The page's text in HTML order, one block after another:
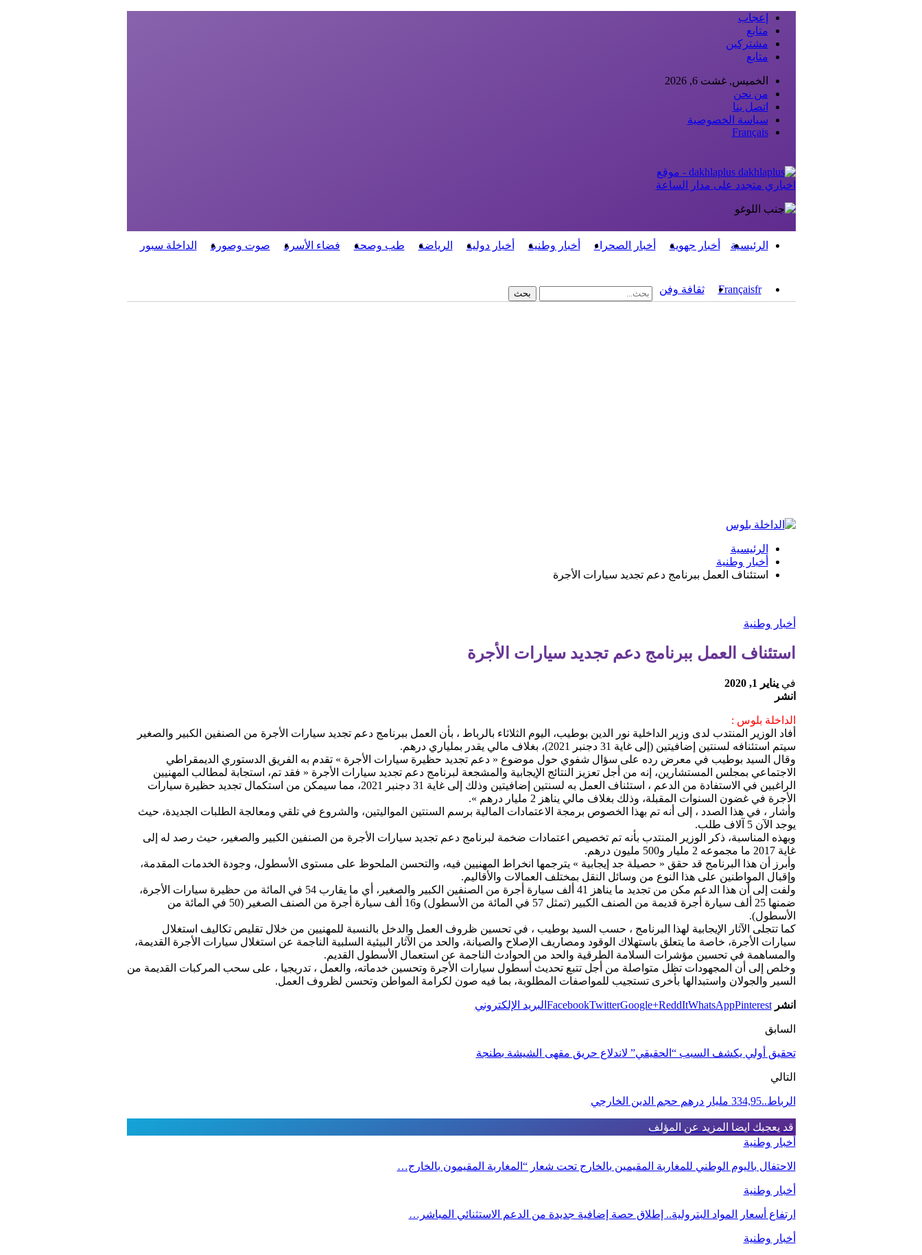
إعجاب
متابع
مشتركين
متابع
الخميس, غشت 6, 2026
من نحن
اتصل بنا
سياسة الخصوصية
Français
dakhlaplus - موقع
اخباري متجدد على مدار الساعة
الرئيسية أخبار جهوية أخبار الصحراء أخبار وطنية أخبار دولية الرياضة طب وصحة فضاء الأسرة صوت وصورة الداخلة سبور
Françaisfr ثقافة وفن
الرئيسية
أخبار وطنية
استئناف العمل ببرنامج دعم تجديد سيارات الأجرة
أخبار وطنية
استئناف العمل ببرنامج دعم تجديد سيارات الأجرة
فييناير 1, 2020
انشر
الداخلة بلوس :
أفاد الوزير المنتدب لدى وزير الداخلية نور الدين بوطيب، اليوم الثلاثاء بالرباط ، بأن العمل ببرنامج دعم تجديد سيارات الأجرة من الصنفين الكبير والصغير
سيتم استئنافه لسنتين إضافيتين (إلى غاية 31 دجنبر 2021)، بغلاف مالي يقدر بملياري درهم.
وقال السيد بوطيب في معرض رده على سؤال شفوي حول موضوع « دعم تجديد حظيرة سيارات الأجرة » تقدم به الفريق الدستوري الديمقراطي
الاجتماعي بمجلس المستشارين، إنه من أجل تعزيز النتائج الإيجابية والمشجعة لبرنامج دعم تجديد سيارات الأجرة « فقد تم، استجابة لمطالب المهنيين
الراغبين في الاستفادة من الدعم ، استئناف العمل به لسنتين إضافيتين وذلك إلى غاية 31 دجنبر 2021، مما سيمكن من استكمال تجديد حظيرة سيارات
الأجرة في غضون السنوات المقبلة، وذلك بغلاف مالي يناهز 2 مليار درهم ».
وأشار ، في هذا الصدد ، إلى أنه تم بهذا الخصوص برمجة الاعتمادات المالية برسم السنتين المواليتين، والشروع في تلقي ومعالجة الطلبات الجديدة، حيث
يوجد الآن 5 آلاف طلب.
وبهذه المناسبة، ذكر الوزير المنتدب بأنه تم تخصيص اعتمادات ضخمة لبرنامج دعم تجديد سيارات الأجرة من الصنفين الكبير والصغير، حيث رصد له إلى
غاية 2017 ما مجموعه 2 مليار و500 مليون درهم.
وأبرز أن هذا البرنامج قد حقق « حصيلة جد إيجابية » يترجمها انخراط المهنيين فيه، والتحسن الملحوظ على مستوى الأسطول، وجودة الخدمات المقدمة،
وإقبال المواطنين على هذا النوع من وسائل النقل بمختلف العمالات والأقاليم.
ولفت إلى أن هذا الدعم مكن من تجديد ما يناهز 41 ألف سيارة أجرة من الصنفين الكبير والصغير، أي ما يقارب 54 في المائة من حظيرة سيارات الأجرة،
ضمنها 25 ألف سيارة أجرة قديمة من الصنف الكبير (تمثل 57 في المائة من الأسطول) و16 ألف سيارة أجرة من الصنف الصغير (50 في المائة من
الأسطول).
كما تتجلى الآثار الإيجابية لهذا البرنامج ، حسب السيد بوطيب ، في تحسين ظروف العمل والدخل بالنسبة للمهنيين من خلال تقليص تكاليف استغلال
سيارات الأجرة، خاصة ما يتعلق باستهلاك الوقود ومصاريف الإصلاح والصيانة، والحد من الآثار البيئية السلبية الناجمة عن استغلال سيارات الأجرة القديمة،
والمساهمة في تحسين مؤشرات السلامة الطرقية والحد من الحوادث الناجمة عن استعمال الأسطول القديم.
وخلص إلى أن المجهودات تظل متواصلة من أجل تتبع تحديث أسطول سيارات الأجرة وتحسين خدماته، والعمل ، تدريجيا ، على سحب المركبات القديمة من
السير والجولان واستبدالها بأخرى تستجيب للمواصفات المطلوبة، بما فيه صون لكرامة المواطن وتحسن لظروف العمل.
انشر FacebookTwitterGoogle+ReddItWhatsAppPinterest البريد الإلكتروني
السابق
تحقيق أولي يكشف السبب “الحقيقي” لاندلاع حريق مقهى الشيشة بطنجة
التالي
الرباط..334,95 مليار درهم حجم الدين الخارجي
قد يعجبك ايضا المزيد عن المؤلف
أخبار وطنية
الاحتفال باليوم الوطني للمغاربة المقيمين بالخارج تحت شعار “المغاربة المقيمون بالخارج…
أخبار وطنية
ارتفاع أسعار المواد البترولية.. إطلاق حصة إضافية جديدة من الدعم الاستثنائي المباشر…
أخبار وطنية